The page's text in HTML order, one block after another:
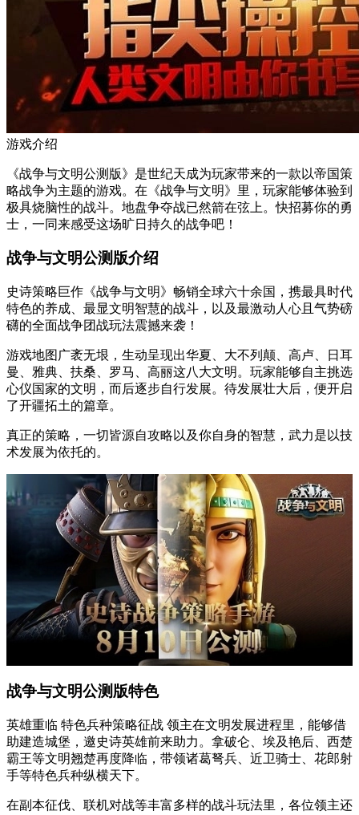
游戏介绍
《战争与文明公测版》是世纪天成为玩家带来的一款以帝国策
略战争为主题的游戏。在《战争与文明》里，玩家能够体验到
极具烧脑性的战斗。地盘争夺战已然箭在弦上。快招募你的勇
士，一同来感受这场旷日持久的战争吧！
战争与文明公测版介绍
史诗策略巨作《战争与文明》畅销全球六十余国，携最具时代
特色的养成、最显文明智慧的战斗，以及最激动人心且气势磅
礴的全面战争团战玩法震撼来袭！
游戏地图广袤无垠，生动呈现出华夏、大不列颠、高卢、日耳
曼、雅典、扶桑、罗马、高丽这八大文明。玩家能够自主挑选
心仪国家的文明，而后逐步自行发展。待发展壮大后，便开启
了开疆拓土的篇章。
真正的策略，一切皆源自攻略以及你自身的智慧，武力是以技
术发展为依托的。
战争与文明公测版特色
英雄重临 特色兵种策略征战 领主在文明发展进程里，能够借
助建造城堡，邀史诗英雄前来助力。拿破仑、埃及艳后、西楚
霸王等文明翘楚再度降临，带领诸葛弩兵、近卫骑士、花郎射
手等特色兵种纵横天下。
在副本征伐、联机对战等丰富多样的战斗玩法里，各位领主还